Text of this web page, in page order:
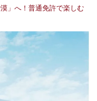
や、1,000円以下で楽しめる安
ーにもぴったりなエンタメ要素
シーンに合わせて参考にしてく
」へ！普通免許で楽しむ